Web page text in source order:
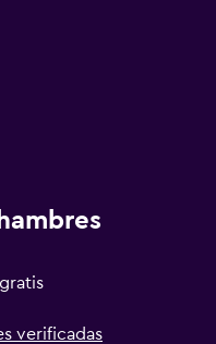
verificadas